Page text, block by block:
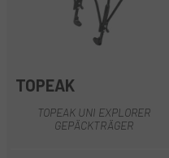
TOPEAK
TOPEAK UNI EXPLORER
GEPÄCKTRÄGER